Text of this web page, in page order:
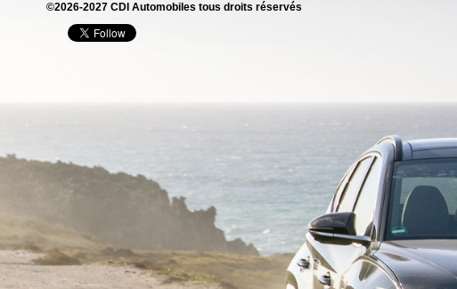
©2026-2027 CDI Automobiles tous droits réservés